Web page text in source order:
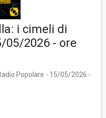
i cimeli di
05/2026 - ore
Popolare - 15/05/2026 -